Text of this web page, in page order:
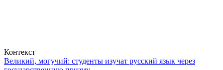
Контекст
Великий, могучий: студенты изучат русский язык через